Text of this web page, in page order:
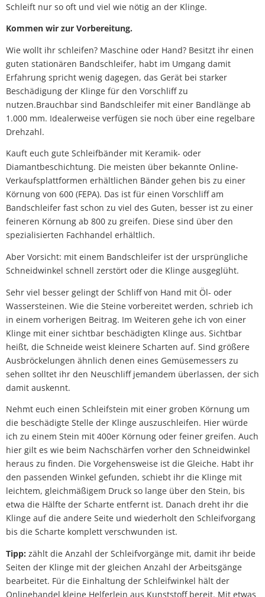
Schleift nur so oft und viel wie nötig an der Klinge.
Kommen wir zur Vorbereitung.
Wie wollt ihr schleifen? Maschine oder Hand? Besitzt ihr einen
guten stationären Bandschleifer, habt im Umgang damit
Erfahrung spricht wenig dagegen, das Gerät bei starker
Beschädigung der Klinge für den Vorschliff zu
nutzen.Brauchbar sind Bandschleifer mit einer Bandlänge ab
1.000 mm. Idealerweise verfügen sie noch über eine regelbare
Drehzahl.
Kauft euch gute Schleifbänder mit Keramik- oder
Diamantbeschichtung. Die meisten über bekannte Online-
Verkaufsplattformen erhältlichen Bänder gehen bis zu einer
Körnung von 600 (FEPA). Das ist für einen Vorschliff am
Bandschleifer fast schon zu viel des Guten, besser ist zu einer
feineren Körnung ab 800 zu greifen. Diese sind über den
spezialisierten Fachhandel erhältlich.
Aber Vorsicht: mit einem Bandschleifer ist der ursprüngliche
Schneidwinkel schnell zerstört oder die Klinge ausgeglüht.
Sehr viel besser gelingt der Schliff von Hand mit Öl- oder
Wassersteinen. Wie die Steine vorbereitet werden, schrieb ich
in einem vorherigen Beitrag. Im Weiteren gehe ich von einer
Klinge mit einer sichtbar beschädigten Klinge aus. Sichtbar
heißt, die Schneide weist kleinere Scharten auf. Sind größere
Ausbröckelungen ähnlich denen eines Gemüsemessers zu
sehen solltet ihr den Neuschliff jemandem überlassen, der sich
damit auskennt.
Nehmt euch einen Schleifstein mit einer groben Körnung um
die beschädigte Stelle der Klinge auszuschleifen. Hier würde
ich zu einem Stein mit 400er Körnung oder feiner greifen. Auch
hier gilt es wie beim Nachschärfen vorher den Schneidwinkel
heraus zu finden. Die Vorgehensweise ist die Gleiche. Habt ihr
den passenden Winkel gefunden, schiebt ihr die Klinge mit
leichtem, gleichmäßigem Druck so lange über den Stein, bis
etwa die Hälfte der Scharte entfernt ist. Danach dreht ihr die
Klinge auf die andere Seite und wiederholt den Schleifvorgang
bis die Scharte komplett verschwunden ist.
Tipp: zählt die Anzahl der Schleifvorgänge mit, damit ihr beide
Seiten der Klinge mit der gleichen Anzahl der Arbeitsgänge
bearbeitet. Für die Einhaltung der Schleifwinkel hält der
Onlinehandel kleine Helferlein aus Kunststoff bereit. Mit etwas